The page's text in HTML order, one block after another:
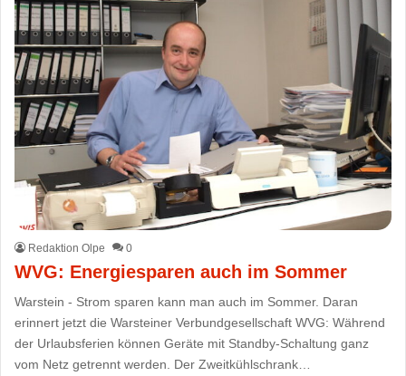
Redaktion Olpe 0
WVG: Energiesparen auch im Sommer
Warstein - Strom sparen kann man auch im Sommer. Daran
erinnert jetzt die Warsteiner Verbundgesellschaft WVG: Während
der Urlaubsferien können Geräte mit Standby-Schaltung ganz
vom Netz getrennt werden. Der Zweitkühlschrank…